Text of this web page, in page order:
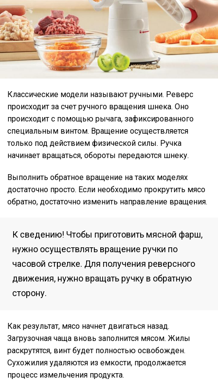
Классические модели называют ручными. Реверс
происходит за счет ручного вращения шнека. Оно
происходит с помощью рычага, зафиксированного
специальным винтом. Вращение осуществляется
только под действием физической силы. Ручка
начинает вращаться, обороты передаются шнеку.
Выполнить обратное вращение на таких моделях
достаточно просто. Если необходимо прокрутить мясо
обратно, достаточно изменить направление вращения.
К сведению! Чтобы приготовить мясной фарш,
нужно осуществлять вращение ручки по
часовой стрелке. Для получения реверсного
движения, нужно вращать ручку в обратную
сторону.
Как результат, мясо начнет двигаться назад.
Загрузочная чаща вновь заполнится мясом. Жилы
раскрутятся, винт будет полностью освобожден.
Сухожилия удаляются из емкости, продолжается
процесс измельчения продукта.